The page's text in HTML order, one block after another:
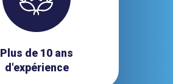
Plus de 10 ans
d'expérience